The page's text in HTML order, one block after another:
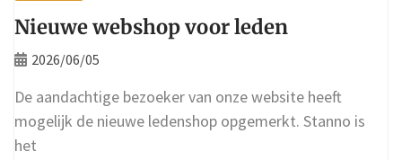
Nieuwe webshop voor leden
2026/06/05
De aandachtige bezoeker van onze website heeft
mogelijk de nieuwe ledenshop opgemerkt. Stanno is
het